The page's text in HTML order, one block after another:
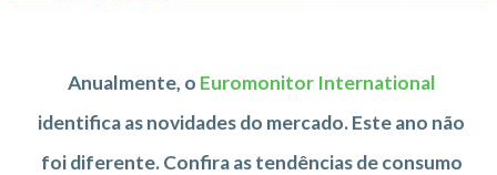
Anualmente, o Euromonitor International
identifica as novidades do mercado. Este ano não
foi diferente. Confira as tendências de consumo